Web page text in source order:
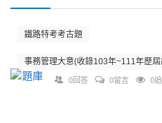
鐵路特考考古題
事務管理大意(收錄103年~111年歷
0回答 0留言 0